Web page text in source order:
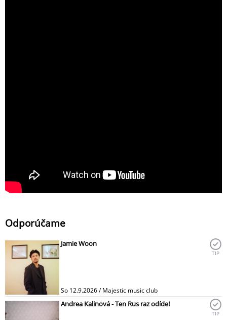
Odporúčame
Jamie Woon
So 12.9.2026 / Majestic music club
TIP
Andrea Kalinová - Ten Rus raz odíde!
TIP